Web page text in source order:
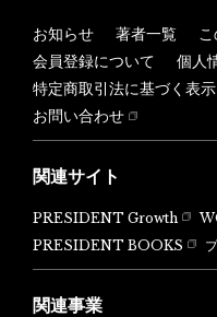
お知らせ 著者一覧
会員登録について
個人
特定商取引法に基づく表示
お問い合わせ
関連サイト
PRESIDENT Growth
PRESIDENT BOOKS
関連事業